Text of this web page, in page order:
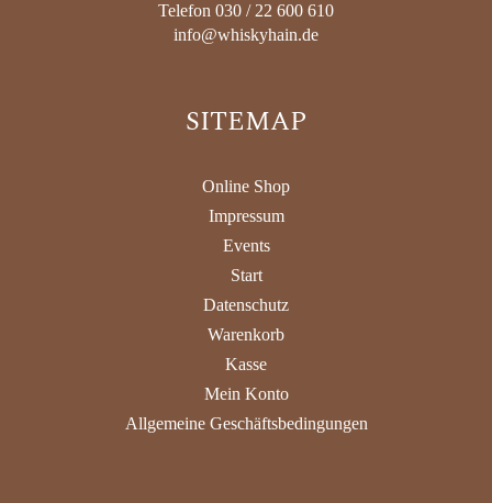
Telefon 030 / 22 600 610
info@whiskyhain.de
SITEMAP
Online Shop
Impressum
Events
Start
Datenschutz
Warenkorb
Kasse
Mein Konto
Allgemeine Geschäftsbedingungen